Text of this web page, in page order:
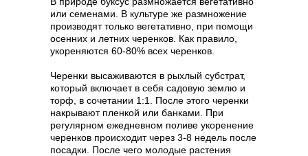
или семенами. В культуре же размножение
производят только вегетативно, при помощи
осенних и летних черенков. Как правило,
укореняются 60-80% всех черенков.
Черенки высаживаются в рыхлый субстрат,
который включает в себя садовую землю и
торф, в сочетании 1:1. После этого черенки
накрывают пленкой или банками. При
регулярном ежедневном поливе укоренение
черенков происходит через 3-8 недель после
посадки. После чего молодые растения